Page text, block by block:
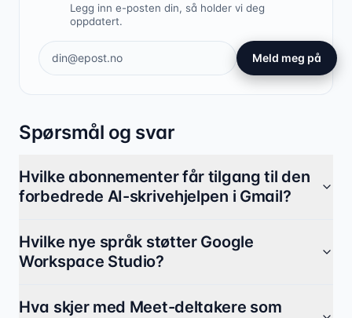
Legg inn e-posten din, så holder vi deg
oppdatert.
Meld meg på
Spørsmål og svar
Hvilke abonnementer får tilgang til den
forbedrede AI-skrivehjelpen i Gmail?
Hvilke nye språk støtter Google
Workspace Studio?
Hva skjer med Meet-deltakere som